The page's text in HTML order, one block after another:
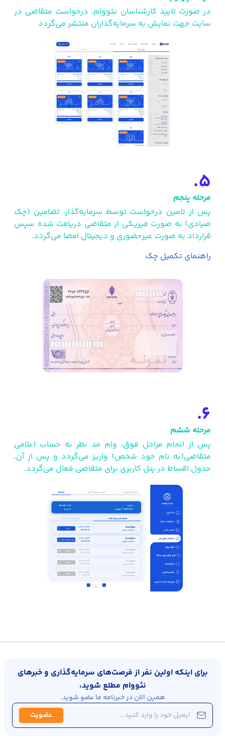
در صورت تایید کارشناسان نئووام، درخواست متقاضی در
سایت جهت نمایش به سرمایه‌گذاران منتشر می‌گردد
5.
مرحله پنجم
پس از تامین درخواست توسط سرمایه‌گذار، تضامین (چک
صیادی) به صورت فیزیکی از متقاضی دریافت شده سپس
قرارداد به صورت غیرحضوری و دیجیتال امضا می‌گردد.
راهنمای تکمیل چک
6.
مرحله ششم
پس از انجام مراحل فوق، وام مد نظر به حساب اعلامی
متقاضی(به نام خود شخص) واریز می‌گردد و پس از آن،
جدول اقساط در پنل کاربری برای متقاضی فعال می‌گردد.
برای اینکه اولین نفر از فرصت‌های سرمایه‌گذاری و خبرهای
نئووام مطلع شوید،
همین الان در خبرنامه ما عضو شوید.
عضویت